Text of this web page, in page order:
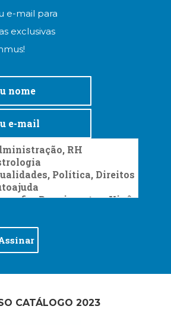
e-mail para
exclusivas
CATÁLOGO 2023